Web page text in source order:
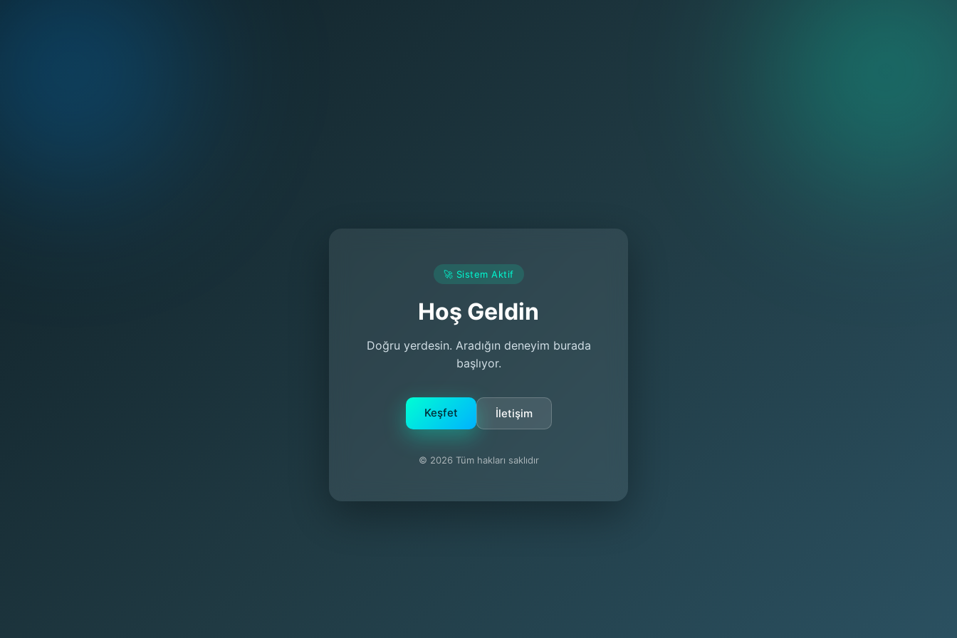
🚀 Sistem Aktif
Hoş Geldin
Doğru yerdesin. Aradığın deneyim burada
başlıyor.
Keşfet İletişim
© 2026 Tüm hakları saklıdır